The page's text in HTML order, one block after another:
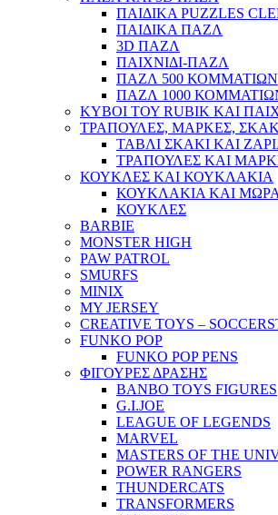
ΠΑΙΔΙΚΑ PUZZLES
ΠΑΙΔΙΚΑ ΠΑΖΛ
3D ΠΑΖΛ
ΠΑΙΧΝΙΔΙ-ΠΑΖΛ
ΠΑΖΛ 500 ΚΟΜΜΑΤΙΩΝ
ΠΑΖΛ 1000
ΚΥΒΟΙ ΤΟΥ RUBIK ΚΑΙ
ΤΡΑΠΟΥΛΕΣ, ΜΑΡΚΕΣ,
ΤΑΒΛΙ ΣΚΑΚΙ ΚΑΙ
ΤΡΑΠΟΥΛΕΣ ΚΑΙ
ΚΟΥΚΛΕΣ ΚΑΙ ΚΟΥΚΛΑΚΙΑ
ΚΟΥΚΛΑΚΙΑ ΚΑΙ
ΚΟΥΚΛΕΣ
BARBIE
MONSTER HIGH
PAW PATROL
SMURFS
MINIX
MY JERSEY
CREATIVE TOYS –
FUNKO POP
FUNKO POP PENS
ΦΙΓΟΥΡΕΣ ΔΡΑΣΗΣ
BANBO TOYS FIGURES
G.I.JOE
LEAGUE OF LEGENDS
MARVEL
MASTERS OF THE
POWER RANGERS
THUNDERCATS
TRANSFORMERS